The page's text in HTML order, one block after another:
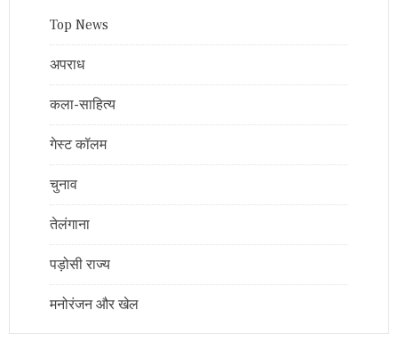
Top News
अपराध
कला-साहित्य
गेस्ट कॉलम
चुनाव
तेलंगाना
पड़ोसी राज्य
मनोरंजन और खेल